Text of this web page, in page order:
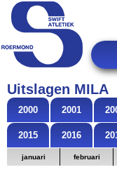
Uitslagen MILA
2000 2001
2015 2016
januari februari